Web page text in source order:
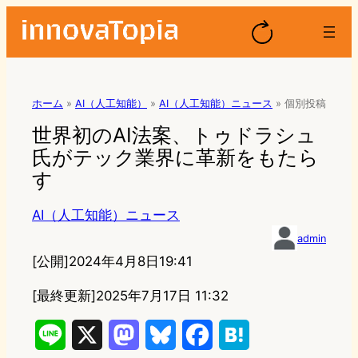
ホーム » AI（人工知能） » AI（人工知能）ニュース » 個別投稿
世界初のAI法案、トゥドラシュ
氏がテック業界に革新をもたら
す
AI（人工知能）ニュース
admin
[公開]2024年4月8日19:41
[最終更新]2025年7月17日 11:32